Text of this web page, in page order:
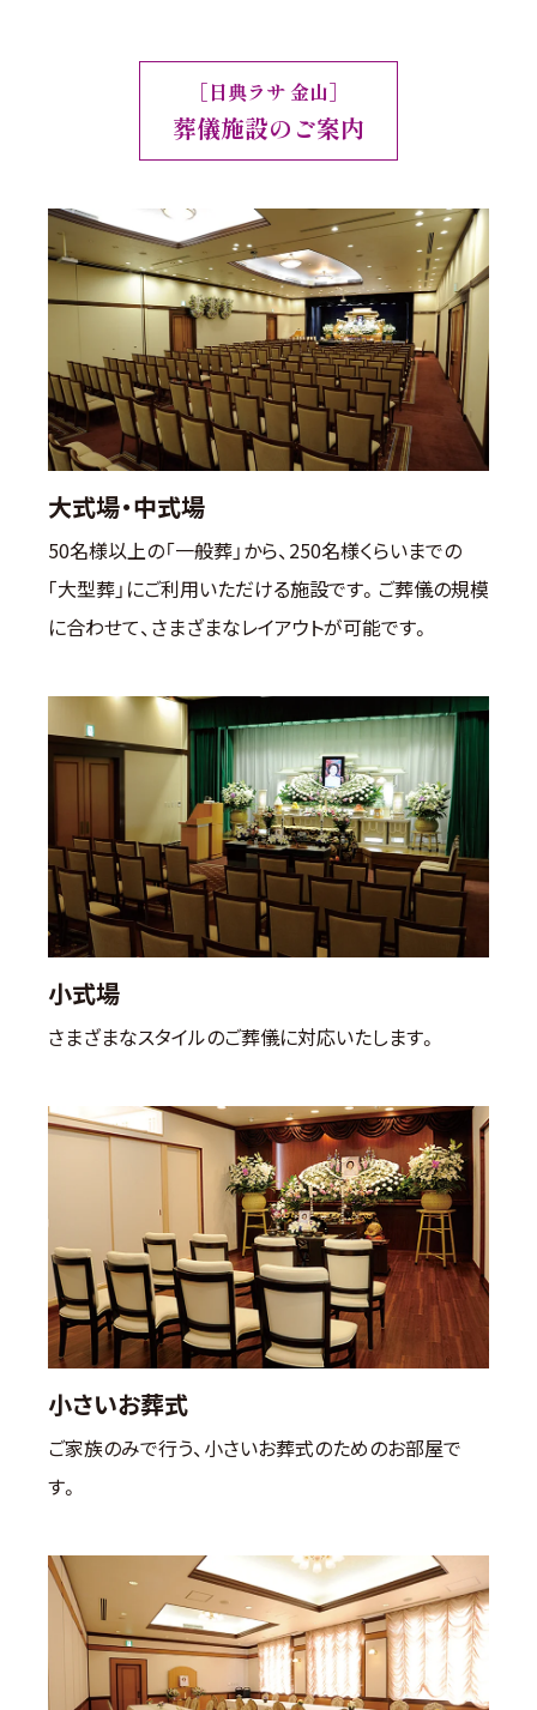
［日典ラサ 金山］
葬儀施設のご案内
大式場・中式場
50名様以上の「一般葬」から、250名様くらいまでの
｢大型葬」にご利用いただける施設です。ご葬儀の規模
に合わせて、さまざまなレイアウトが可能です。
小式場
さまざまなスタイルのご葬儀に対応いたします。
小さいお葬式
ご家族のみで行う、小さいお葬式のためのお部屋で
す。